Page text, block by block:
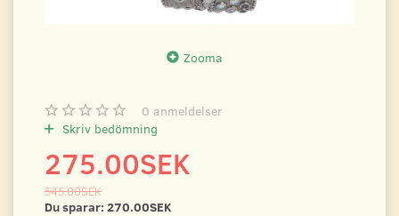
Zooma
0 anmeldelser
Skriv bedömning
275.00SEK
545.00SEK
Du sparar: 270.00SEK